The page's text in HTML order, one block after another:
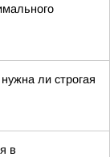
ли строгая
в